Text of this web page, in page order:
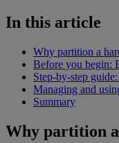
In this article
Why partition a
Before you begin:
Step-by-step
Managing and
Summary
Why partition